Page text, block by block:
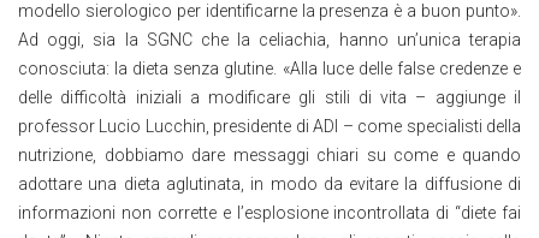
modello sierologico per identificarne la presenza è a buon punto».
Ad oggi, sia la SGNC che la celiachia, hanno un’unica terapia
conosciuta: la dieta senza glutine. «Alla luce delle false credenze e
delle difficoltà iniziali a modificare gli stili di vita – aggiunge il
professor Lucio Lucchin, presidente di ADI – come specialisti della
nutrizione, dobbiamo dare messaggi chiari su come e quando
adottare una dieta aglutinata, in modo da evitare la diffusione di
informazioni non corrette e l’esplosione incontrollata di “diete fai